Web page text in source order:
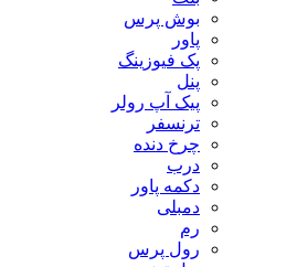
بوش پرس
پاور
پک فیوزینگ
پنل
پیک آپ رولر
ترنسفر
چرخ دنده
درب
دکمه پاور
دمبلی
رم
رول پرس